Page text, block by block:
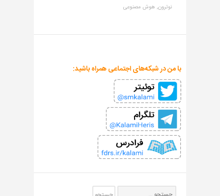
نوترون, هوش مصنوعی
با من در شبکه‌های اجتماعی همراه باشید: